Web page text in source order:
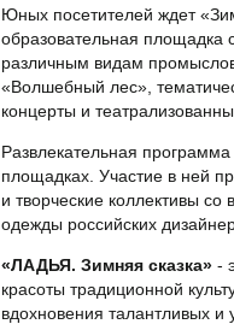
Юных посетителей ждет
образовательная площадка
различным видам
«Волшебный лес»,
концерты и
Развлекательная
площадках. Участие в ней
и творческие коллективы
одежды российских
«ЛАДЬЯ. Зимняя сказка» -
красоты традиционной
вдохновения талантливых и